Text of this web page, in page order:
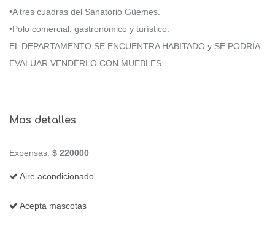
•A tres cuadras del Sanatorio Güemes.
•Polo comercial, gastronómico y turístico.
EL DEPARTAMENTO SE ENCUENTRA HABITADO y SE PODRÍA
EVALUAR VENDERLO CON MUEBLES.
Mas detalles
Expensas: $ 220000
Aire acondicionado
Acepta mascotas